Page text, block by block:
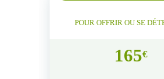
POUR OFFRIR OU SE
165€